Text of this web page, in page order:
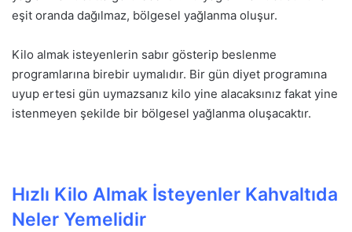
eşit oranda dağılmaz, bölgesel yağlanma oluşur.
Kilo almak isteyenlerin sabır gösterip beslenme
programlarına birebir uymalıdır. Bir gün diyet programına
uyup ertesi gün uymazsanız kilo yine alacaksınız fakat yine
istenmeyen şekilde bir bölgesel yağlanma oluşacaktır.
Hızlı Kilo Almak İsteyenler Kahvaltıda
Neler Yemelidir